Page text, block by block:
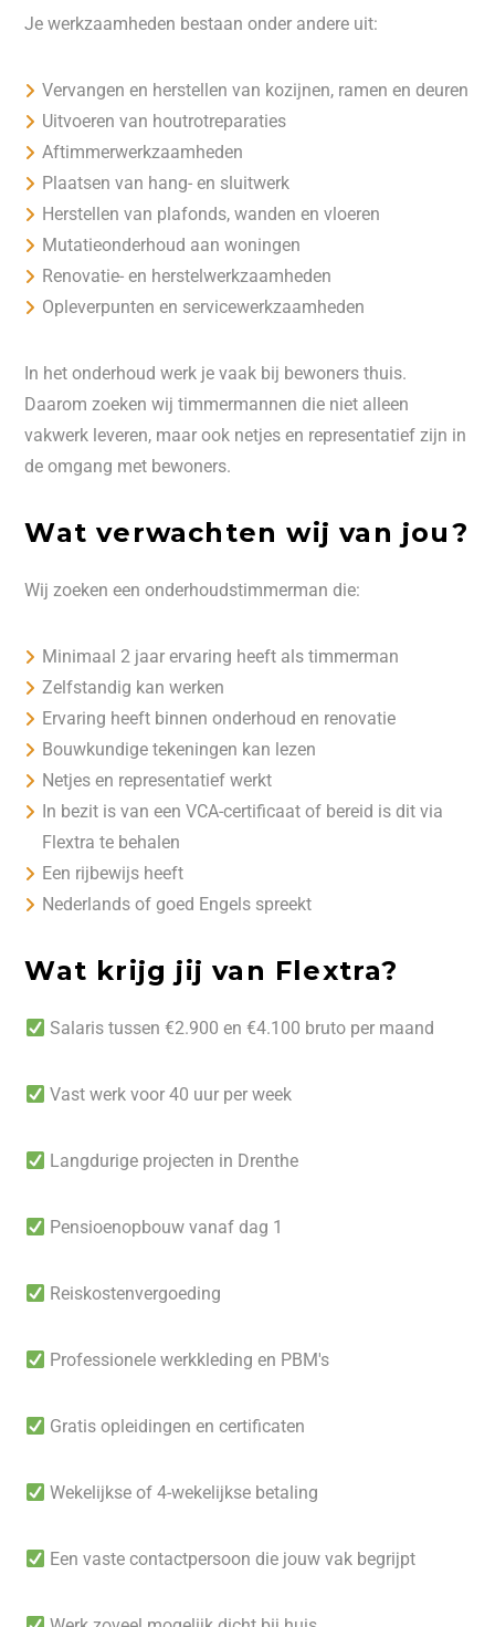
Je werkzaamheden bestaan onder andere uit:
Vervangen en herstellen van kozijnen, ramen en deuren
Uitvoeren van houtrotreparaties
Aftimmerwerkzaamheden
Plaatsen van hang- en sluitwerk
Herstellen van plafonds, wanden en vloeren
Mutatieonderhoud aan woningen
Renovatie- en herstelwerkzaamheden
Opleverpunten en servicewerkzaamheden
In het onderhoud werk je vaak bij bewoners thuis.
Daarom zoeken wij timmermannen die niet alleen
vakwerk leveren, maar ook netjes en representatief zijn in
de omgang met bewoners.
Wat verwachten wij van jou?
Wij zoeken een onderhoudstimmerman die:
Minimaal 2 jaar ervaring heeft als timmerman
Zelfstandig kan werken
Ervaring heeft binnen onderhoud en renovatie
Bouwkundige tekeningen kan lezen
Netjes en representatief werkt
In bezit is van een VCA-certificaat of bereid is dit via
Flextra te behalen
Een rijbewijs heeft
Nederlands of goed Engels spreekt
Wat krijg jij van Flextra?
Salaris tussen €2.900 en €4.100 bruto per maand
Vast werk voor 40 uur per week
Langdurige projecten in Drenthe
Pensioenopbouw vanaf dag 1
Reiskostenvergoeding
Professionele werkkleding en PBM's
Gratis opleidingen en certificaten
Wekelijkse of 4-wekelijkse betaling
Een vaste contactpersoon die jouw vak begrijpt